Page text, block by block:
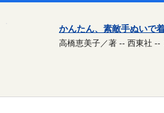
かんたん、素敵手ぬいで
高橋恵美子／著 -- 西東社 --